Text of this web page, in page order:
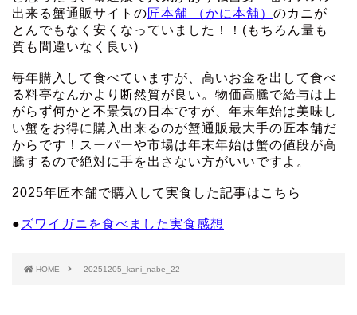
出来る蟹通販サイトの匠本舗 （かに本舗） のカニが
とんでもなく安くなっていました！！(もちろん量も
質も間違いなく良い)
毎年購入して食べていますが、高いお金を出して食べ
る料亭なんかより断然質が良い。物価高騰で給与は上
がらず何かと不景気の日本ですが、年末年始は美味し
い蟹をお得に購入出来るのが蟹通販最大手の匠本舗だ
からです！スーパーや市場は年末年始は蟹の値段が高
騰するので絶対に手を出さない方がいいですよ。
2025年匠本舗で購入して実食した記事はこちら
● ズワイガニを食べました実食感想
HOME 20251205_kani_nabe_22